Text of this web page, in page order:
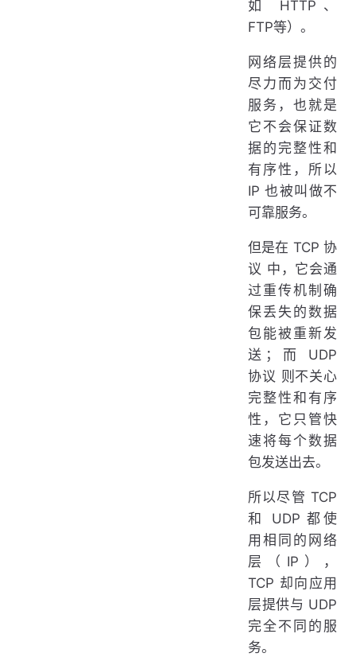
如 HTTP、
FTP等）。
网络层提供的
尽力而为交付
服务，也就是
它不会保证数
据的完整性和
有序性，所以
IP 也被叫做不
可靠服务。
但是在 TCP 协
议 中，它会通
过重传机制确
保丢失的数据
包能被重新发
送；而 UDP
协议 则不关心
完整性和有序
性，它只管快
速将每个数据
包发送出去。
所以尽管 TCP
和 UDP 都使
用相同的网络
层（IP），
TCP 却向应用
层提供与 UDP
完全不同的服
务。